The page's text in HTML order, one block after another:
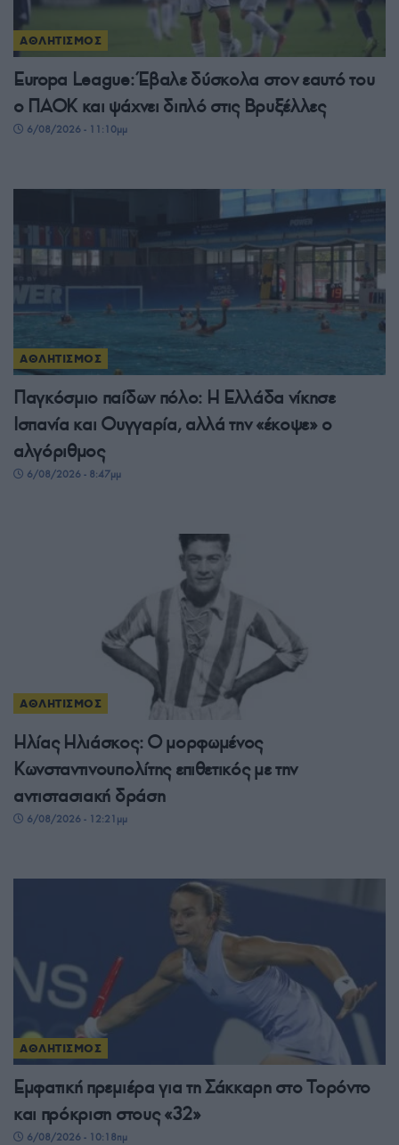
ΑΘΛΗΤΙΣΜΟΣ
Europa League: Έβαλε δύσκολα στον εαυτό του
ο ΠΑΟΚ και ψάχνει διπλό στις Βρυξέλλες
6/08/2026 - 11:10μμ
ΑΘΛΗΤΙΣΜΟΣ
Παγκόσμιο παίδων πόλο: Η Ελλάδα νίκησε
Ισπανία και Ουγγαρία, αλλά την «έκοψε» ο
αλγόριθμος
6/08/2026 - 8:47μμ
ΑΘΛΗΤΙΣΜΟΣ
Ηλίας Ηλιάσκος: Ο μορφωμένος
Κωνσταντινουπολίτης επιθετικός με την
αντιστασιακή δράση
6/08/2026 - 12:21μμ
ΑΘΛΗΤΙΣΜΟΣ
Εμφατική πρεμιέρα για τη Σάκκαρη στο Τορόντο
και πρόκριση στους «32»
6/08/2026 - 10:18πμ